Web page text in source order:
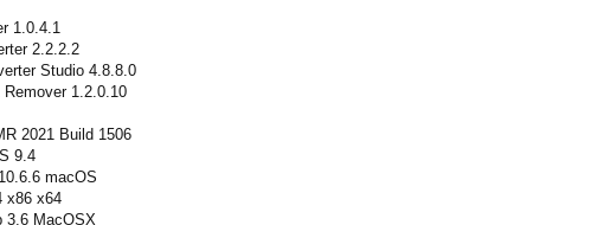
1.0.4.1
2.2.2.2
Studio 4.8.8.0
1.2.0.10
2021 Build 1506
9.4
macOS
x86 x64
3.6 MacOSX